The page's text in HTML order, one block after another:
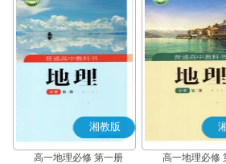
湘教版
高一地理必修 第一册 高一地理必修